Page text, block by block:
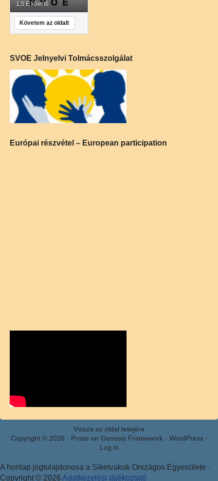
1,5 E követő
Követem az oldalt
SVOE Jelnyelvi Tolmácsszolgálat
Európai részvétel – European participation
Vissza az oldal tetejére
Copyright © 2026 · Prose on Genesis Framework· WordPress·
Log in
A honlap jogtulajdonosa a Siketvakok Országos Egyesülete ·
Copyright © 2026 Adatkezelési tájékoztató